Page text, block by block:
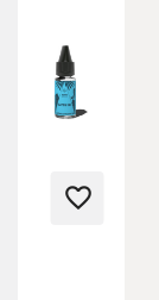
favorite_border